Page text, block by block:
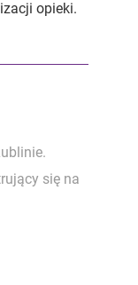
opieki.
się na